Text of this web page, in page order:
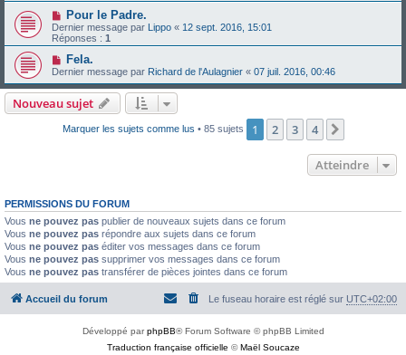
Pour le Padre.
Dernier message par Lippo « 12 sept. 2016, 15:01
Réponses : 1
Fela.
Dernier message par Richard de l'Aulagnier « 07 juil. 2016, 00:46
Nouveau sujet
Marquer les sujets comme lus • 85 sujets 1 2 3 4
Atteindre
PERMISSIONS DU FORUM
Vous ne pouvez pas publier de nouveaux sujets dans ce forum
Vous ne pouvez pas répondre aux sujets dans ce forum
Vous ne pouvez pas éditer vos messages dans ce forum
Vous ne pouvez pas supprimer vos messages dans ce forum
Vous ne pouvez pas transférer de pièces jointes dans ce forum
Accueil du forum Le fuseau horaire est réglé sur UTC+02:00
Développé parphpBB® Forum Software © phpBB Limited
Traduction française officielle ©Maël Soucaze